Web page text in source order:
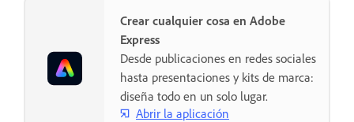
Crear cualquier cosa en Adobe
Express
Desde publicaciones en redes sociales
hasta presentaciones y kits de marca:
diseña todo en un solo lugar.
Abrir la aplicación